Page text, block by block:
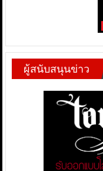
ผู้สนับสนุนข่าว